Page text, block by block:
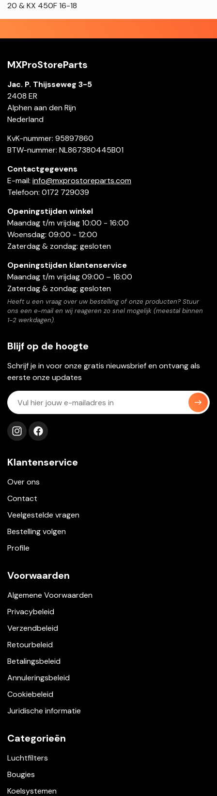
20 & KX 450F 16-18
MXProStoreParts
Jac. P. Thijsseweg 3-5
2408 ER
Alphen aan den Rijn
Nederland
KvK-nummer: 95897860
BTW-nummer: NL867380445B01
Contactgegevens
E-mail: info@mxprostoreparts.com
Telefoon: 0172 729039
Openingstijden winkel
Maandag t/m vrijdag 10:00 - 16:00
Woensdag: 09:00 - 12:00
Zaterdag & zondag: gesloten
Openingstijden klantenservice
Maandag t/m vrijdag 09:00 – 16:00
Zaterdag & zondag: gesloten
Heeft u een vraag over uw bestelling of onze producten? Stuur
ons een e-mail en wij reageren zo snel mogelijk (meestal binnen
1-2 werkdagen).
Blijf op de hoogte
Schrijf je in voor onze gratis nieuwsbrief en ontvang als
eerste onze updates
Volg ons op instagram
Volg ons op facebook
Klantenservice
Over ons
Contact
Veelgestelde vragen
Bestelling volgen
Profile
Voorwaarden
Algemene Voorwaarden
Privacybeleid
Verzendbeleid
Retourbeleid
Betalingsbeleid
Annuleringsbeleid
Cookiebeleid
Juridische informatie
Categorieën
Luchtfilters
Bougies
Koelsystemen